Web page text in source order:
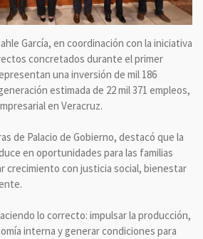
García, en coordinación con la iniciativa
concretados durante el primer
una inversión de mil 186
estimada de 22 mil 371 empleos,
en Veracruz.
de Palacio de Gobierno, destacó que la
en oportunidades para las familias
crecimiento con justicia social, bienestar
lo correcto: impulsar la producción,
interna y generar condiciones para